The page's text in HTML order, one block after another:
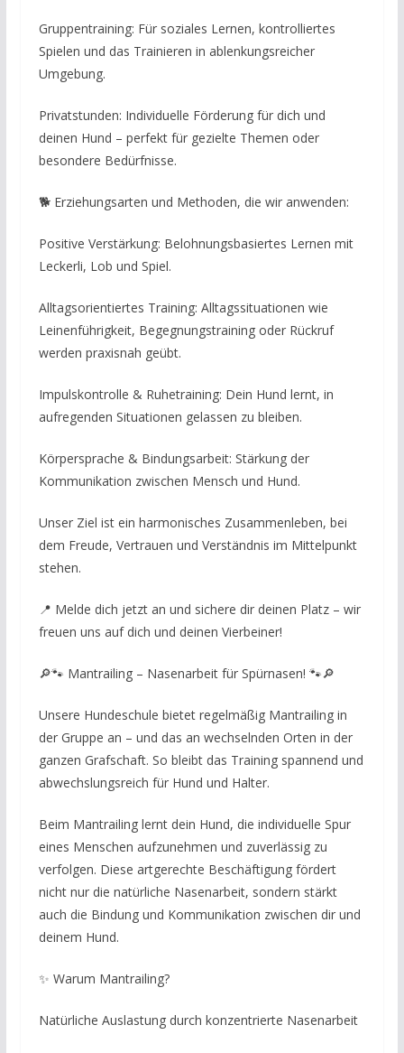
Gruppentraining: Für soziales Lernen, kontrolliertes
Spielen und das Trainieren in ablenkungsreicher
Umgebung.
Privatstunden: Individuelle Förderung für dich und
deinen Hund – perfekt für gezielte Themen oder
besondere Bedürfnisse.
🐕 Erziehungsarten und Methoden, die wir anwenden:
Positive Verstärkung: Belohnungsbasiertes Lernen mit
Leckerli, Lob und Spiel.
Alltagsorientiertes Training: Alltagssituationen wie
Leinenführigkeit, Begegnungstraining oder Rückruf
werden praxisnah geübt.
Impulskontrolle & Ruhetraining: Dein Hund lernt, in
aufregenden Situationen gelassen zu bleiben.
Körpersprache & Bindungsarbeit: Stärkung der
Kommunikation zwischen Mensch und Hund.
Unser Ziel ist ein harmonisches Zusammenleben, bei
dem Freude, Vertrauen und Verständnis im Mittelpunkt
stehen.
📍 Melde dich jetzt an und sichere dir deinen Platz – wir
freuen uns auf dich und deinen Vierbeiner!
🔎🐾 Mantrailing – Nasenarbeit für Spürnasen! 🐾🔎
Unsere Hundeschule bietet regelmäßig Mantrailing in
der Gruppe an – und das an wechselnden Orten in der
ganzen Grafschaft. So bleibt das Training spannend und
abwechslungsreich für Hund und Halter.
Beim Mantrailing lernt dein Hund, die individuelle Spur
eines Menschen aufzunehmen und zuverlässig zu
verfolgen. Diese artgerechte Beschäftigung fördert
nicht nur die natürliche Nasenarbeit, sondern stärkt
auch die Bindung und Kommunikation zwischen dir und
deinem Hund.
✨ Warum Mantrailing?
Natürliche Auslastung durch konzentrierte Nasenarbeit